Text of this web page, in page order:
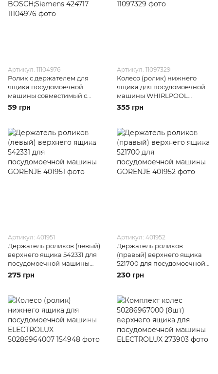
Артикул: 11104976
Ролик с держателем для
ящика посудомоечной
машины совместимый с
BOSCH;Siemens 424717
59 грн
Артикул: 11097329
Колесо (ролик) нижнего
ящика для посудомоечной
машины WHIRLPOOL
481252888132
355 грн
Артикул: 401951
Держатель роликов (левый)
верхнего ящика 542331 для
посудомоечной машины
GORENJE
275 грн
Артикул: 401952
Держатель роликов
(правый) верхнего ящика
521700 для посудомоечной
машины GORENJE
230 грн